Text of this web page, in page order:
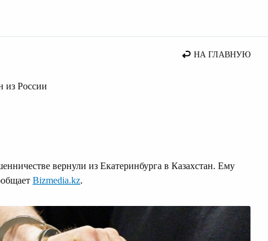
НА ГЛАВНУЮ
из России
вернули из Екатеринбурга в Казахстан. Ему
Bizmedia.kz.